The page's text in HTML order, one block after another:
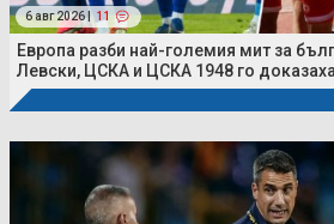
6 авг 2026 | 11
Европа разби най-големия мит за
Левски, ЦСКА и ЦСКА 1948 го